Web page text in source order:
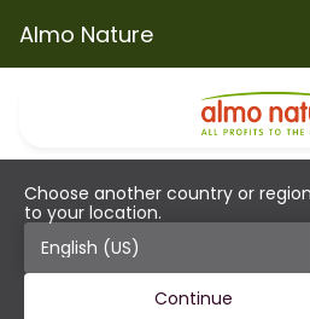
Almo Nature
Choose another country or
to your location.
Continue